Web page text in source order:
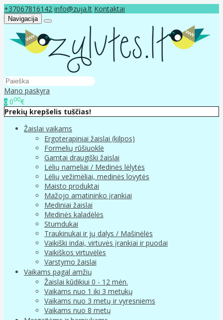
+37067816142 info@zuja.lt Kontaktai
Navigacija
Mano paskyra
0 000€
Prekių krepšelis tuščias!
Žaislai vaikams
Ergoterapiniai žaislai (kilpos)
Formelių rūšiuoklė
Gamtai draugiški žaislai
Lėlių nameliai / Medinės lėlytės
Lėlių vežimėliai, medinės lovytės
Maisto produktai
Mažojo amatininko įrankiai
Mediniai žaislai
Medinės kaladėlės
Stumdukai
Traukinukai ir jų dalys / Mašinėlės
Vaikiški indai, virtuvės įrankiai ir puodai
Vaikiškos virtuvėlės
Varstymo žaislai
Vaikams pagal amžių
Žaislai kūdikiui 0 - 12 mėn.
Vaikams nuo 1 iki 3 metukų
Vaikams nuo 3 metų ir vyresniems
Vaikams nuo 8 metų